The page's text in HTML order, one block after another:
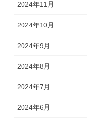
2024年11月
2024年10月
2024年9月
2024年8月
2024年7月
2024年6月